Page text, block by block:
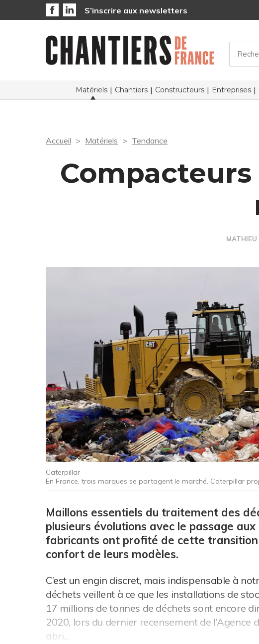
S’inscrire aux newsletters
Matériels Chantiers Constructeurs Entreprises
Accueil Matériels Tendance
MATHIEU
Caterpillar
En France, trois marques se partagent le marché. Caterpillar
Maillons essentiels du traitement des
plusieurs évolutions avec le passage
fabricants ont profité de cette
confort de leurs modèles.
C’est un engin discret, mais indispensable à
déchets veillent à ce que les installations de
17 millions de tonnes de déchets sont encore
2020, lors du dernier recensement de l’Agence
abri...